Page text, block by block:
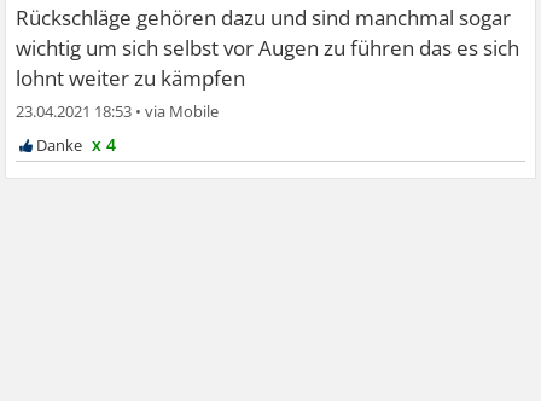
Rückschläge gehören dazu und sind manchmal sogar
wichtig um sich selbst vor Augen zu führen das es sich
lohnt weiter zu kämpfen
23.04.2021 18:53 •
x 4